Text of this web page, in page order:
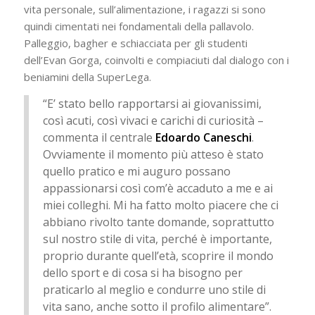
vita personale, sull’alimentazione, i ragazzi si sono
quindi cimentati nei fondamentali della pallavolo.
Palleggio, bagher e schiacciata per gli studenti
dell’Evan Gorga, coinvolti e compiaciuti dal dialogo con i
beniamini della SuperLega.
“E’ stato bello rapportarsi ai giovanissimi,
così acuti, così vivaci e carichi di curiosità –
commenta il centrale Edoardo Caneschi.
Ovviamente il momento più atteso è stato
quello pratico e mi auguro possano
appassionarsi così com’è accaduto a me e ai
miei colleghi. Mi ha fatto molto piacere che ci
abbiano rivolto tante domande, soprattutto
sul nostro stile di vita, perché è importante,
proprio durante quell’età, scoprire il mondo
dello sport e di cosa si ha bisogno per
praticarlo al meglio e condurre uno stile di
vita sano, anche sotto il profilo alimentare”.